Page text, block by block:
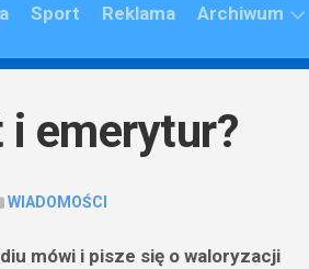
Sport Reklama Archiwum
2020)
i emerytur?
WIADOMOŚCI
mówi i pisze się o waloryzacji